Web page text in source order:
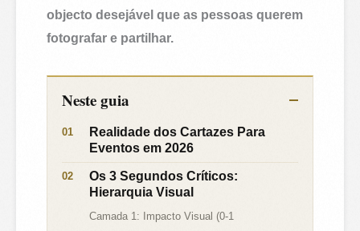
objecto desejável que as pessoas querem
fotografar e partilhar.
Neste guia
Realidade dos Cartazes Para
Eventos em 2026
Os 3 Segundos Críticos:
Hierarquia Visual
Camada 1: Impacto Visual (0-1